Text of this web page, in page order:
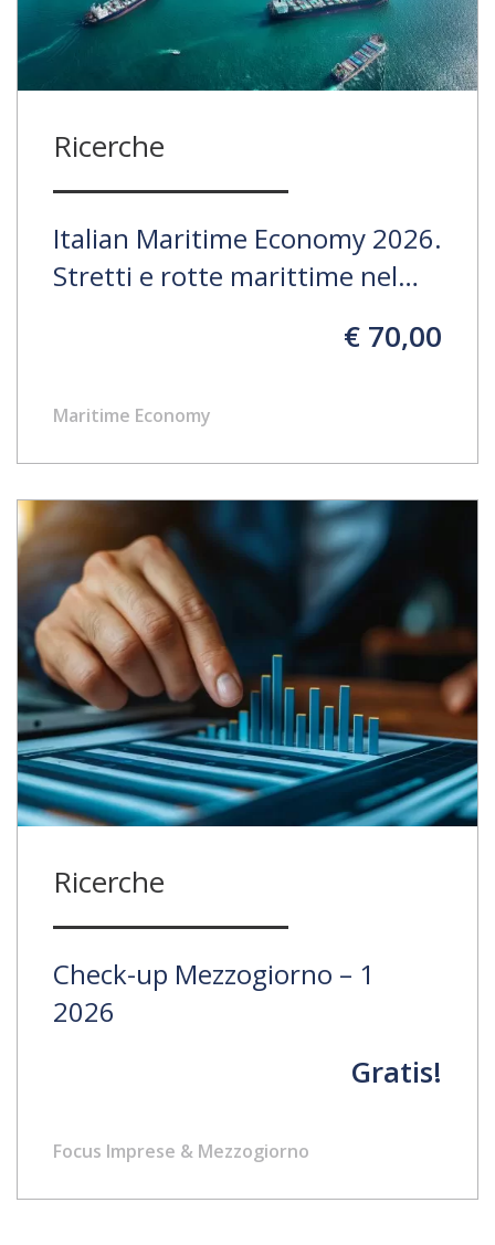
Ricerche
Italian Maritime Economy 2026.
Stretti e rotte marittime nel
centralità del Mediterraneo tra
cambiamenti delle catene
logistico-portuali
Maritime Economy
€ 70,00
Ricerche
Check-up Mezzogiorno – 1
2026
Focus Imprese & Mezzogiorno
Gratis!